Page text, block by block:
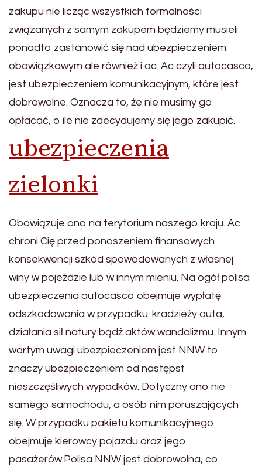
zakupu nie licząc wszystkich formalności
związanych z samym zakupem będziemy musieli
ponadto zastanowić się nad ubezpieczeniem
obowiązkowym ale również i ac. Ac czyli autocasco,
jest ubezpieczeniem komunikacyjnym, które jest
dobrowolne. Oznacza to, że nie musimy go
opłacać, o ile nie zdecydujemy się jego zakupić.
ubezpieczenia
zielonki
Obowiązuje ono na terytorium naszego kraju. Ac
chroni Cię przed ponoszeniem finansowych
konsekwencji szkód spowodowanych z własnej
winy w pojeździe lub w innym mieniu. Na ogół polisa
ubezpieczenia autocasco obejmuje wypłatę
odszkodowania w przypadku: kradzieży auta,
działania sił natury bądź aktów wandalizmu. Innym
wartym uwagi ubezpieczeniem jest NNW to
znaczy ubezpieczeniem od następst
nieszczęśliwych wypadków. Dotyczny ono nie
samego samochodu, a osób nim poruszających
się. W przypadku pakietu komunikacyjnego
obejmuje kierowcy pojazdu oraz jego
pasażerów.Polisa NNW jest dobrowolna, co